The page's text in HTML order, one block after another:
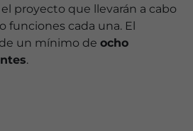
proyecto que llevarán a cabo
funciones cada una. El
un mínimo de ocho
.